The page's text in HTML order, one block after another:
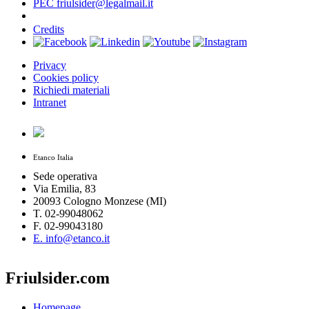
PEC friulsider@legalmail.it
Credits
Privacy
Cookies policy
Richiedi materiali
Intranet
Etanco Italia
Sede operativa
Via Emilia, 83
20093 Cologno Monzese (MI)
T. 02-99048062
F. 02-99043180
E. info@etanco.it
Friulsider.com